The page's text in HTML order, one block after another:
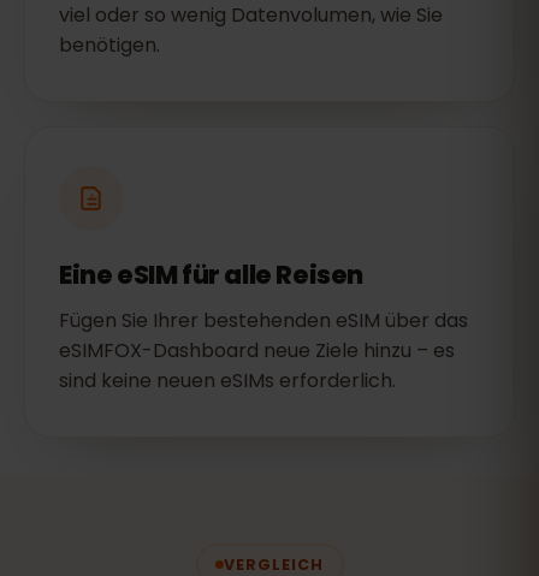
viel oder so wenig Datenvolumen, wie Sie
benötigen.
Eine eSIM für alle Reisen
Fügen Sie Ihrer bestehenden eSIM über das
eSIMFOX-Dashboard neue Ziele hinzu – es
sind keine neuen eSIMs erforderlich.
VERGLEICH